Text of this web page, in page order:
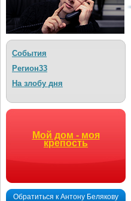
События
Регион33
На злобу дня
Мой дом - моя
крепость
Обратиться к Антону Белякову